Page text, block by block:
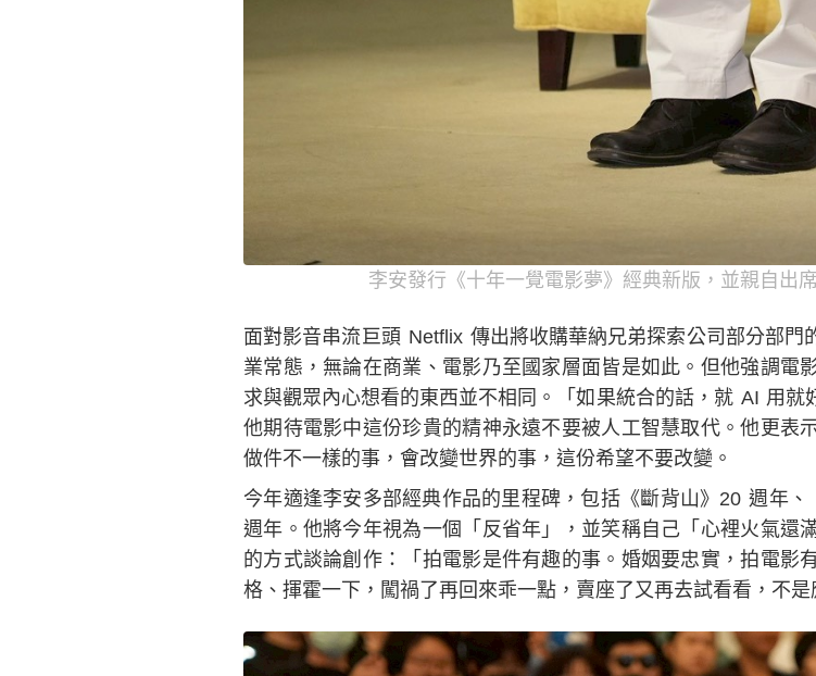
李安發行《十年一覺電影夢》經典新版，並親自出
面對影音串流巨頭 Netflix 傳出將收購華納兄弟探索公司部分部門
業常態，無論在商業、電影乃至國家層面皆是如此。但他強調電
求與觀眾內心想看的東西並不相同。「如果統合的話，就 AI 用就
他期待電影中這份珍貴的精神永遠不要被人工智慧取代。他更表
做件不一樣的事，會改變世界的事，這份希望不要改變。
今年適逢李安多部經典作品的里程碑，包括《斷背山》20 週年
週年。他將今年視為一個「反省年」，並笑稱自己「心裡火氣還
的方式談論創作：「拍電影是件有趣的事。婚姻要忠實，拍電影
格、揮霍一下，闖禍了再回來乖一點，賣座了又再去試看看，不是